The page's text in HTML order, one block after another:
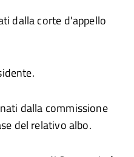
dalla corte d'appello
dalla commissione
del relativo albo.